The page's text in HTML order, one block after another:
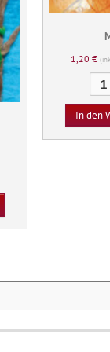
1,20 €
In den